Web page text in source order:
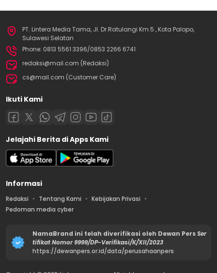
PT. Lintera Media Tama, Jl. Dr.Ratulangi Km.5 , Kota Palopo,
Sulawesi Selatan
Phone: 0813 5561 3396/0853 2266 6741
redaksi@mail.com (Redaksi)
cs@mail.com (Customer Care)
Ikuti Kami
Jelajahi Berita di Apps Kami
Informasi
Redaksi Tentang Kami
Kebijakan Privasi
Pedoman media cyber
NamaBrand ini telah diverifikasi oleh Dewan PersSer
tifikat Nomor 9999/DP-Verifikasi/K/XII/2023
https://dewanpers.or.id/data/perusahaanpers